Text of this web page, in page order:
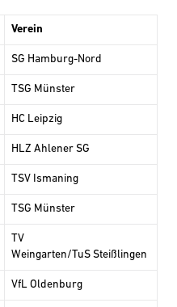
Verein
SG Hamburg-Nord
TSG Münster
HC Leipzig
HLZ Ahlener SG
TSV Ismaning
TSG Münster
TV
Weingarten/TuS Steißlingen
VfL Oldenburg